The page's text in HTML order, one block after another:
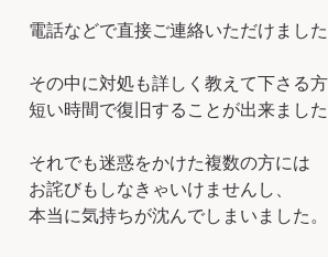
電話などで直接ご連絡いただけました
その中に対処も詳しく教えて下さる方
短い時間で復旧することが出来ました
それでも迷惑をかけた複数の方には
お詫びもしなきゃいけませんし、
本当に気持ちが沈んでしまいました。